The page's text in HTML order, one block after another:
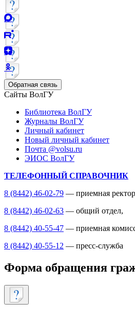
Обратная связь
Сайты ВолГУ
Библиотека ВолГУ
Журналы ВолГУ
Личный кабинет
Новый личный кабинет
Почта @volsu.ru
ЭИОС ВолГУ
ТЕЛЕФОННЫЙ СПРАВОЧНИК
8 (8442) 46-02-79 — приемная
8 (8442) 46-02-63 — общий отдел,
8 (8442) 40-55-47 — приемная
8 (8442) 40-55-12 — пресс-служба
Форма обращения